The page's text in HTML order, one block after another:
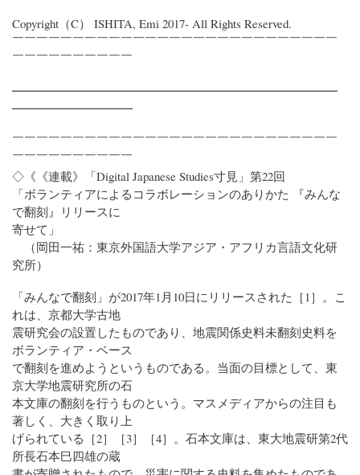
Copyright（C） ISHITA, Emi 2017- All Rights Reserved.
￣￣￣￣￣￣￣￣￣￣￣￣￣￣￣￣￣￣￣￣￣￣￣￣￣￣￣
￣￣￣￣￣￣￣￣￣￣
━━━━━━━━━━━━━━━━━━━━━━━━━━━
━━━━━━━━━━
￣￣￣￣￣￣￣￣￣￣￣￣￣￣￣￣￣￣￣￣￣￣￣￣￣￣￣
￣￣￣￣￣￣￣￣￣￣
◇《《連載》「Digital Japanese Studies寸見」第22回
「ボランティアによるコラボレーションのありかた 『みんな
で翻刻』リリースに
寄せて」
（岡田一祐：東京外国語大学アジア・アフリカ言語文化研
究所）
「みんなで翻刻」が2017年1月10日にリリースされた［1］。こ
れは、京都大学古地
震研究会の設置したものであり、地震関係史料未翻刻史料を
ボランティア・ベース
で翻刻を進めようというものである。当面の目標として、東
京大学地震研究所の石
本文庫の翻刻を行うものという。マスメディアからの注目も
著しく、大きく取り上
げられている［2］［3］［4］。石本文庫は、東大地震研第2代
所長石本巳四雄の蔵